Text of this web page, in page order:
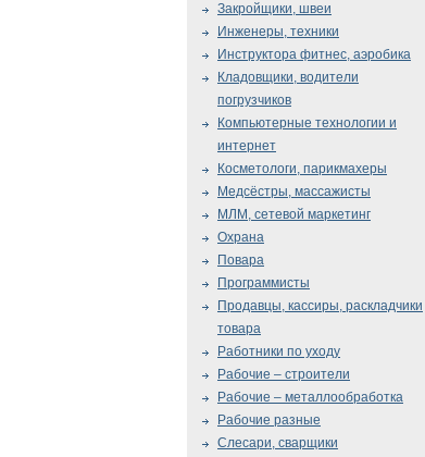
Закройщики, швеи
Инженеры, техники
Инструктора фитнес, аэробика
Кладовщики, водители
погрузчиков
Компьютерные технологии и
интернет
Косметологи, парикмахеры
Медсёстры, массажисты
МЛМ, сетевой маркетинг
Охрана
Повара
Программисты
Продавцы, кассиры, раскладчики
товара
Работники по уходу
Рабочие – строители
Рабочие – металлообработка
Рабочие разные
Слесари, сварщики